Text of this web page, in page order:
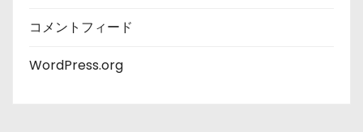
コメントフィード
WordPress.org